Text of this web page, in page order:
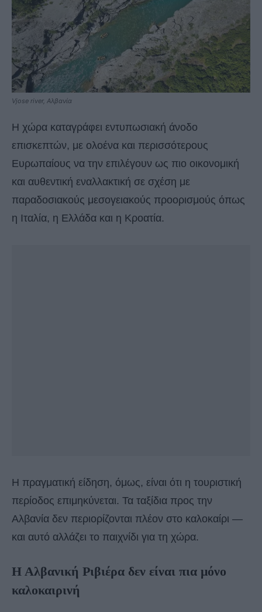
Vjose river, Αλβανία
Η χώρα καταγράφει εντυπωσιακή άνοδο
επισκεπτών, με ολοένα και περισσότερους
Ευρωπαίους να την επιλέγουν ως πιο οικονομική
και αυθεντική εναλλακτική σε σχέση με
παραδοσιακούς μεσογειακούς προορισμούς όπως
η Ιταλία, η Ελλάδα και η Κροατία.
Η πραγματική είδηση, όμως, είναι ότι η τουριστική
περίοδος επιμηκύνεται. Τα ταξίδια προς την
Αλβανία δεν περιορίζονται πλέον στο καλοκαίρι —
και αυτό αλλάζει το παιχνίδι για τη χώρα.
Η Αλβανική Ριβιέρα δεν είναι πια μόνο
καλοκαιρινή